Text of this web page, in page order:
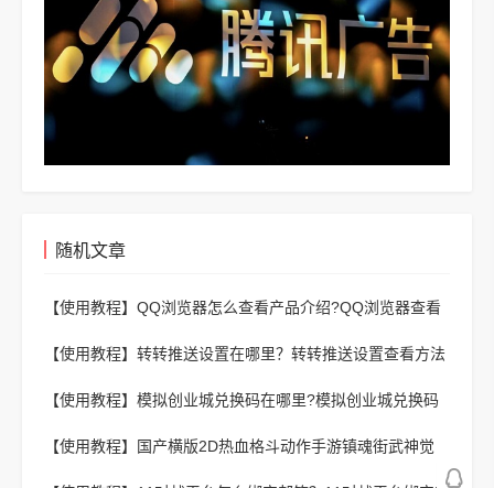
随机文章
【使用教程】 QQ浏览器怎么查看产品介绍?QQ浏览器查看
【使用教程】 转转推送设置在哪里？转转推送设置查看方法
【使用教程】 模拟创业城兑换码在哪里?模拟创业城兑换码
【使用教程】
国产横版2D热血格斗动作手游镇魂街武神觉